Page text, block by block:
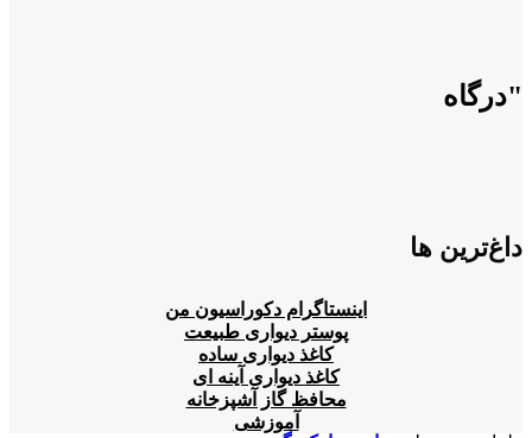
"درگاه
داغ‌ترین ها
اینستاگرام دکوراسیون من
پوستر دیواری طبیعت
کاغذ دیواری ساده
کاغذ دیواری آینه ای
محافظ گاز آشپزخانه
آموزشی